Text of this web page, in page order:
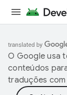
O Google usa
conteúdos
traduções